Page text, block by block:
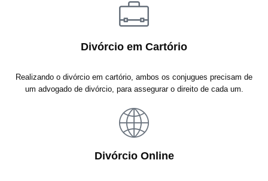
Divórcio em Cartório
Realizando o divórcio em cartório, ambos os conjugues precisam de
um advogado de divórcio, para assegurar o direito de cada um.
Divórcio Online